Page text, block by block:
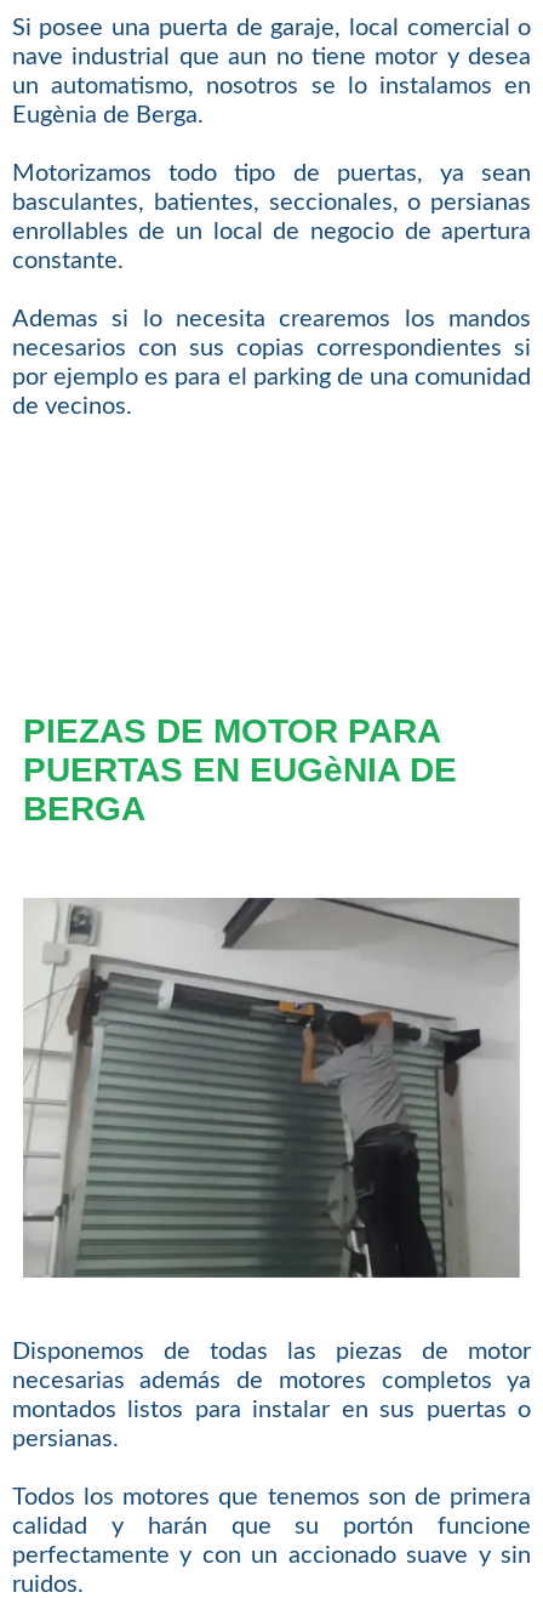
Si posee una puerta de garaje, local comercial o
nave industrial que aun no tiene motor y desea
un automatismo, nosotros se lo instalamos en
Eugènia de Berga.
Motorizamos todo tipo de puertas, ya sean
basculantes, batientes, seccionales, o persianas
enrollables de un local de negocio de apertura
constante.
Ademas si lo necesita crearemos los mandos
necesarios con sus copias correspondientes si
por ejemplo es para el parking de una comunidad
de vecinos.
PIEZAS DE MOTOR PARA
PUERTAS EN EUGèNIA DE
BERGA
Disponemos de todas las piezas de motor
necesarias además de motores completos ya
montados listos para instalar en sus puertas o
persianas.
Todos los motores que tenemos son de primera
calidad y harán que su portón funcione
perfectamente y con un accionado suave y sin
ruidos.